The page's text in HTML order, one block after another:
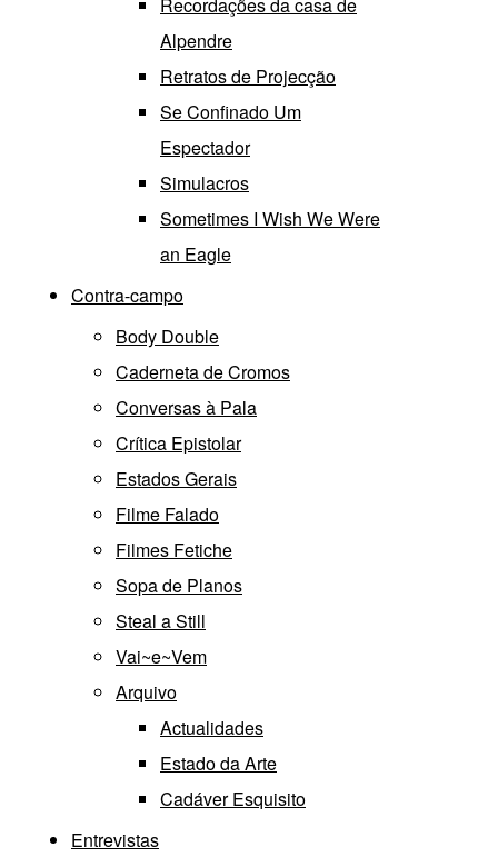
Recordações da casa de
Alpendre
Retratos de Projecção
Se Confinado Um
Espectador
Simulacros
Sometimes I Wish We Were
an Eagle
Contra-campo
Body Double
Caderneta de Cromos
Conversas à Pala
Crítica Epistolar
Estados Gerais
Filme Falado
Filmes Fetiche
Sopa de Planos
Steal a Still
Vai~e~Vem
Arquivo
Actualidades
Estado da Arte
Cadáver Esquisito
Entrevistas